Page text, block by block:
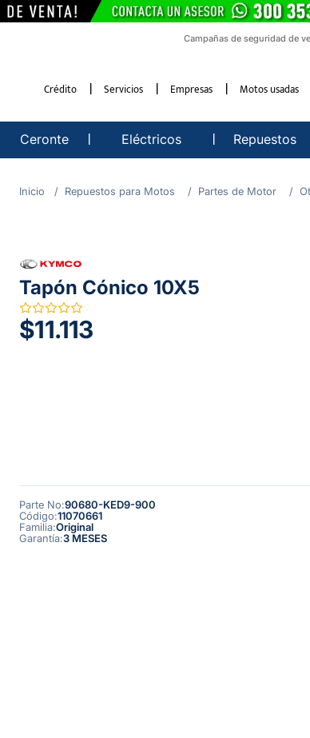
Campañas de seguridad de
Crédito Servicios Empresas Motos usadas
Ceronte Eléctricos Repuestos
Repuestos para Motos Partes de Motor
Tapón Cónico 10X5
$11.113
Parte No:90680-KED9-900
Código:11070661
Familia:Original
Garantía:3 MESES